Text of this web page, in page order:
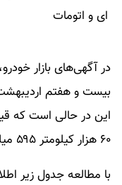
۶۰ هزار کیلومتر ۵۹۵ میلیون تومان اعلام شده است.
با مطالعه جدول زیر